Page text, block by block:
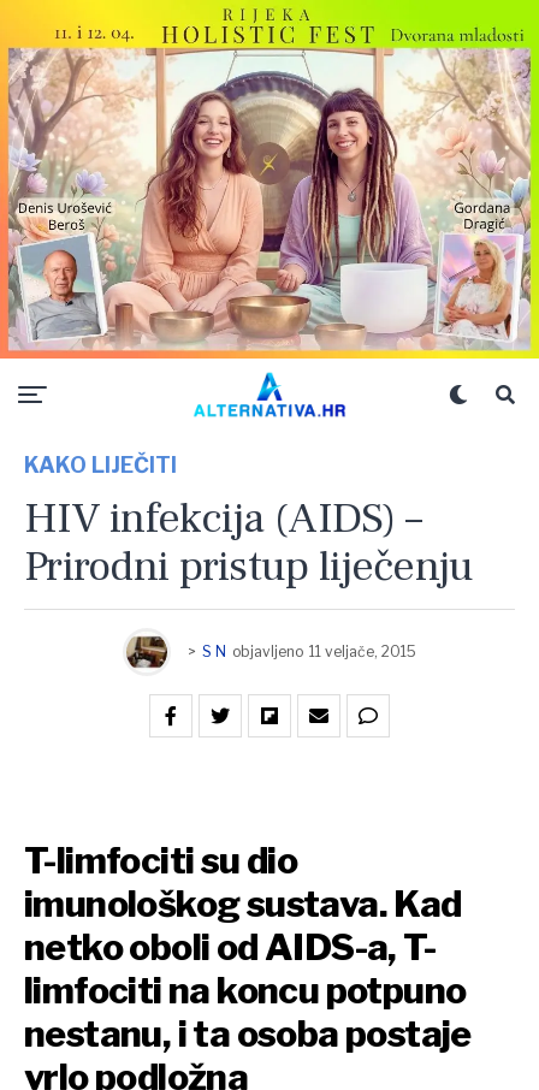
KAKO LIJEČITI
HIV infekcija (AIDS) –
Prirodni pristup liječenju
> S N objavljeno 11 veljače, 2015
T-limfociti su dio
imunološkog sustava. Kad
netko oboli od AIDS-a, T-
limfociti na koncu potpuno
nestanu, i ta osoba postaje
vrlo podložna